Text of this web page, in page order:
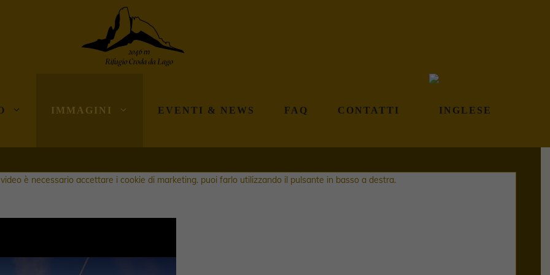
IMMAGINI EVENTI & NEWS FAQ CONTATTI
è necessario accettare i cookie di marketing. puoi farlo utilizzando il pulsante in basso a destra.